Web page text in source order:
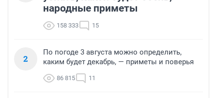
народные приметы
158 333 15
2
По погоде 3 августа можно определить,
каким будет декабрь, — приметы и поверья
86 815 11